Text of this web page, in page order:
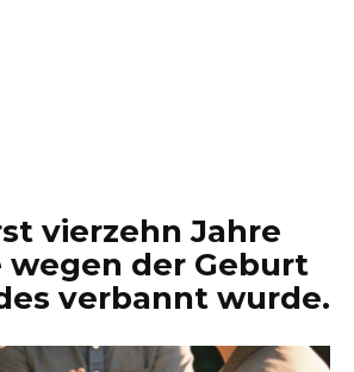
vierzehn Jahre
wegen der Geburt
verbannt wurde.